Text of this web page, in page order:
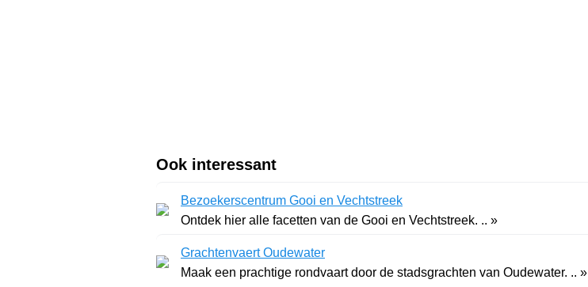
Ook interessant
Bezoekerscentrum Gooi en Vechtstreek
Ontdek hier alle facetten van de Gooi en Vechtstreek. .. »
Grachtenvaert Oudewater
Maak een prachtige rondvaart door de stadsgrachten van Oudewater. .. »